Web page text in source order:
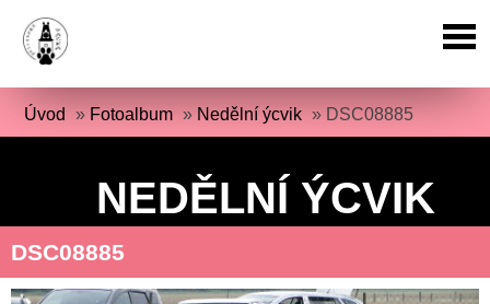
Úvod » Fotoalbum » Nedělní ýcvik » DSC08885
NEDĚLNÍ ÝCVIK
DSC08885